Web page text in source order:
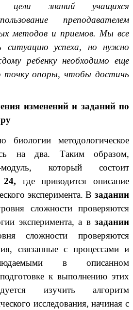
цели знаний учащихся
преподавателем
методов и приемов. Мы все
ситуацию успеха, но нужно
ребенку необходимо еще
точку опоры, чтобы достичь
изменений и заданий по
биологии методологическое
на два. Таким образом,
который состоит
где приводится описание
эксперимента. В задании
сложности проверяются
эксперимента, а в задании
сложности проверяются
связанные с процессами и
в описанном
к выполнению этих
изучить алгоритм
исследования, начиная с